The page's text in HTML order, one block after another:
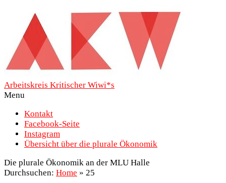
Arbeitskreis Kritischer Wiwi*s
Menu
Kontakt
Facebook-Seite
Instagram
Übersicht über die plurale Ökonomik
Die plurale Ökonomik an der MLU Halle
Durchsuchen: Home » 25